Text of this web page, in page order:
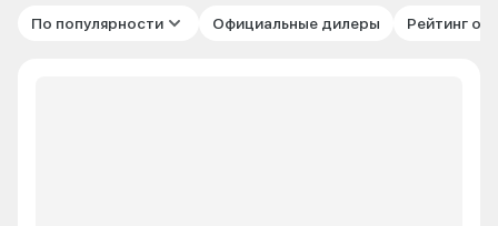
По популярности Официальные дилеры Рейтинг